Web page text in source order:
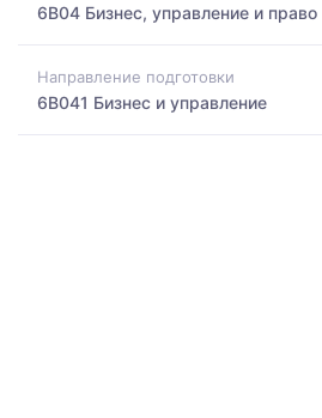
6B04 Бизнес, управление и право
Направление подготовки
6B041 Бизнес и управление